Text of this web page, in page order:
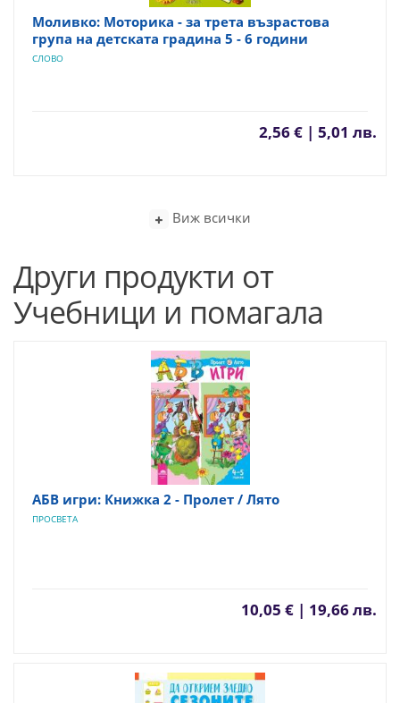
Моливко: Моторика - за трета възрастова
група на детската градина 5 - 6 години
СЛОВО
2,56 € | 5,01 лв.
Виж всички
Други продукти от
Учебници и помагала
АБВ игри: Книжка 2 - Пролет / Лято
ПРОСВЕТА
10,05 € | 19,66 лв.